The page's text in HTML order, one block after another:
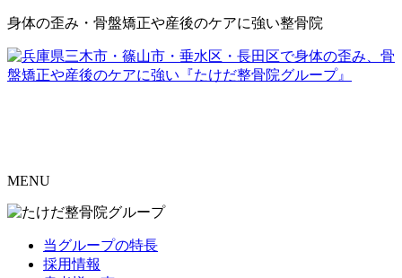
身体の歪み・骨盤矯正や産後のケアに強い整骨院
MENU
当グループの特長
採用情報